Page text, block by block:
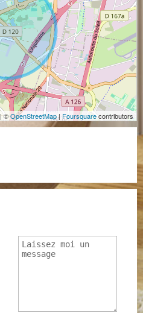
| ©OpenStreetMap| Foursquarecontributors